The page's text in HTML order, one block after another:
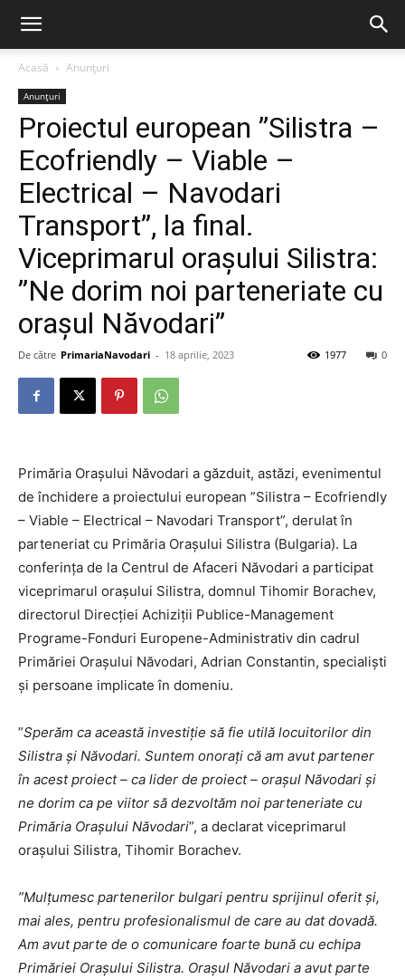
Acasă Anunțuri
Anunțuri
Proiectul european ”Silistra –
Ecofriendly – Viable –
Electrical – Navodari
Transport”, la final.
Viceprimarul orașului Silistra:
”Ne dorim noi parteneriate cu
orașul Năvodari”
De către PrimariaNavodari - 18 aprilie, 2023 0
1977
Primăria Orașului Năvodari a găzduit, astăzi, evenimentul
de închidere a proiectului european ”Silistra – Ecofriendly
– Viable – Electrical – Navodari Transport”, derulat în
parteneriat cu Primăria Orașului Silistra (Bulgaria). La
conferința de la Centrul de Afaceri Năvodari a participat
viceprimarul orașului Silistra, domnul Tihomir Borachev,
directorul Direcției Achiziții Publice-Management
Programe-Fonduri Europene-Administrativ din cadrul
Primăriei Orașului Năvodari, Adrian Constantin, specialiști
și persoane implicate în domeniu.
”Sperăm ca această investiție să fie utilă locuitorilor din
Silistra și Năvodari. Suntem onorați că am avut partener
în acest proiect – ca lider de proiect – orașul Năvodari și
ne dorim ca pe viitor să dezvoltăm noi parteneriate cu
Primăria Orașului Năvodari”, a declarat viceprimarul
orașului Silistra, Tihomir Borachev.
”Mulțumesc partenerilor bulgari pentru sprijinul oferit și,
mai ales, pentru profesionalismul de care au dat dovadă.
Am avut parte de o comunicare foarte bună cu echipa
Primăriei Orașului Silistra. Orașul Năvodari a avut parte